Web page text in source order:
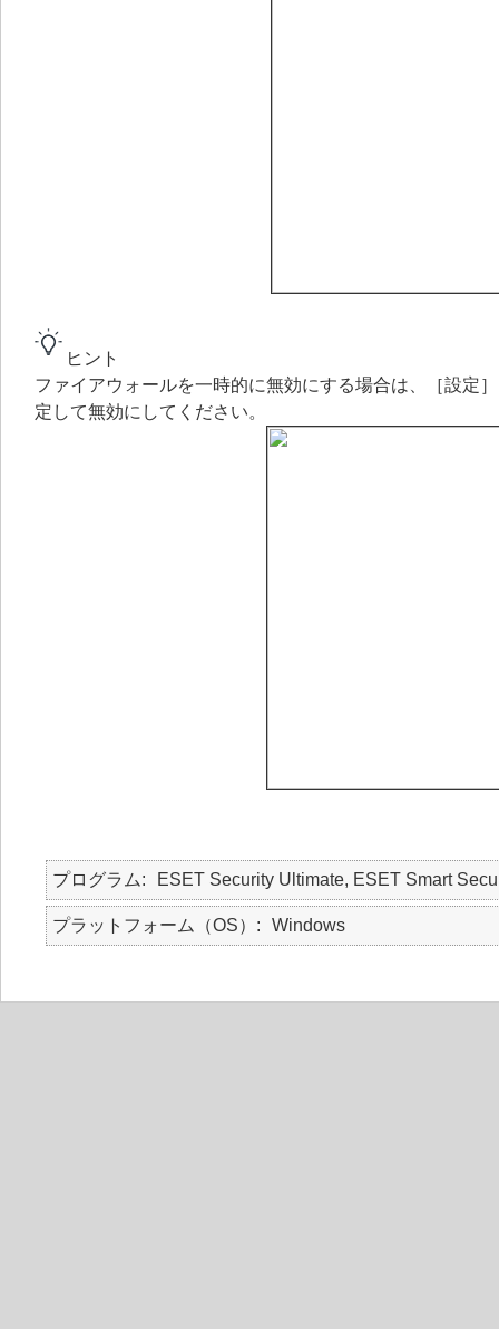
ヒント
ファイアウォールを一時的に無効にする場合は、［設定
定して無効にしてください。
プログラム ESET Security Ultimate, ESET Smart
プラットフォーム（OS） Windows